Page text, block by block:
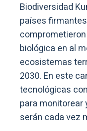
Biodiversidad
países
biológica en al
ecosistemas
2030. En este
tecnológicas
para monitorear
serán cada vez